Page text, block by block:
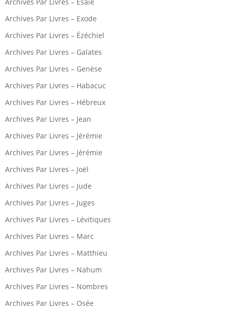
Archives Par Livres – Exode
Archives Par Livres – Ézéchiel
Archives Par Livres – Galates
Archives Par Livres – Genèse
Archives Par Livres – Habacuc
Archives Par Livres – Hébreux
Archives Par Livres – Jean
Archives Par Livres – Jérémie
Archives Par Livres – Jérémie
Archives Par Livres – Joël
Archives Par Livres – Jude
Archives Par Livres – Juges
Archives Par Livres – Lévitiques
Archives Par Livres – Marc
Archives Par Livres – Matthieu
Archives Par Livres – Nahum
Archives Par Livres – Nombres
Archives Par Livres – Osée